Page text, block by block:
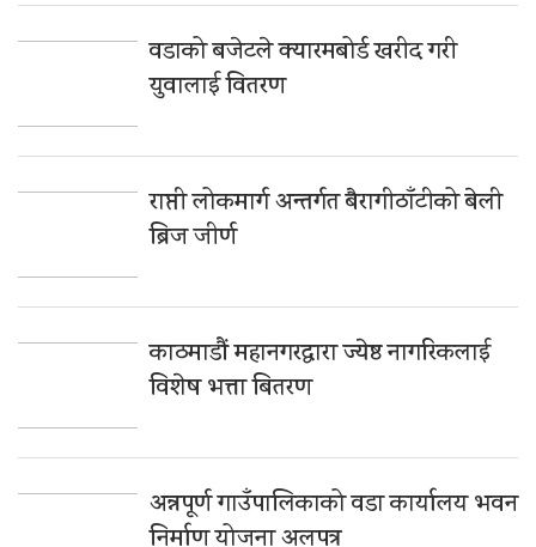
वडाको बजेटले क्यारमबोर्ड खरीद गरी
युवालाई वितरण
राप्ती लोकमार्ग अन्तर्गत बैरागीठाँटीको बेली
ब्रिज जीर्ण
काठमाडौं महानगरद्वारा ज्येष्ठ नागरिकलाई
विशेष भत्ता बितरण
अन्नपूर्ण गाउँपालिकाको वडा कार्यालय भवन